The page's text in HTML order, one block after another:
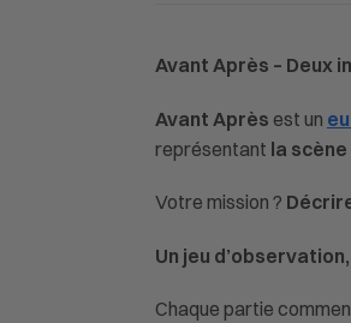
Avant Après – Deux
Avant Après est un
représentant la
Votre mission ?
Un jeu
Chaque partie